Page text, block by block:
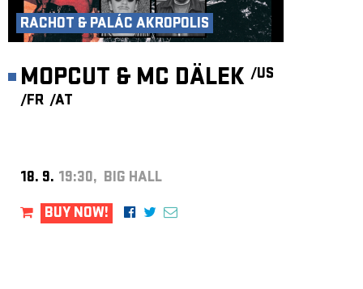
RACHOT & PALÁC AKROPOLIS
MOPCUT & MC DÄLEK /US
/FR /AT
18. 9. 19:30, BIG HALL
BUY NOW!